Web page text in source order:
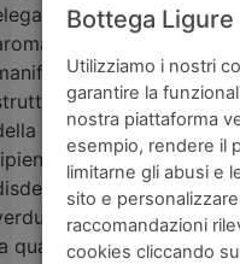
con evidenti
spezie, frutta
giustamente
del vino lo rende
cucina tradizionale
alla ligure, le
tuttavia, gli
Si consiglia il
qualità dei profumi a
Bottega
Utilizziamo i nostri
garantire la
nostra piattaforma
esempio, rendere il
limitarne gli abusi e
sito e
raccomandazioni
cookies cliccando